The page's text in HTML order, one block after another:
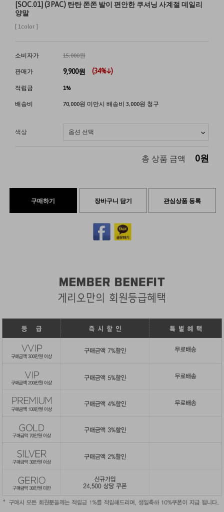
[SOC.01] (3PAC) 탄탄 쫀쫀 발이 편안한 쿠셔닝 사계절 데일리
양말
[ 1color ]
소비자가 15,000원
판매가 9,900원 (34%↓)
적립금 1%
배송비 70,000원 미만시 배송비 3,000원 청구
색상
총 상품 금액 0원
구매하기 장바구니 담기 관심상품 등록